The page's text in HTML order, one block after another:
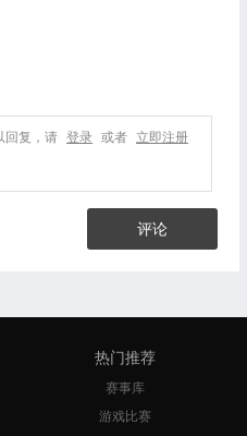
回复，请 登录 或者 立即注册
评论
热门推荐
赛事库
游戏比赛